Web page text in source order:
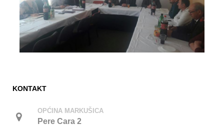
KONTAKT
OPĆINA MARKUŠICA
Pere Cara 2